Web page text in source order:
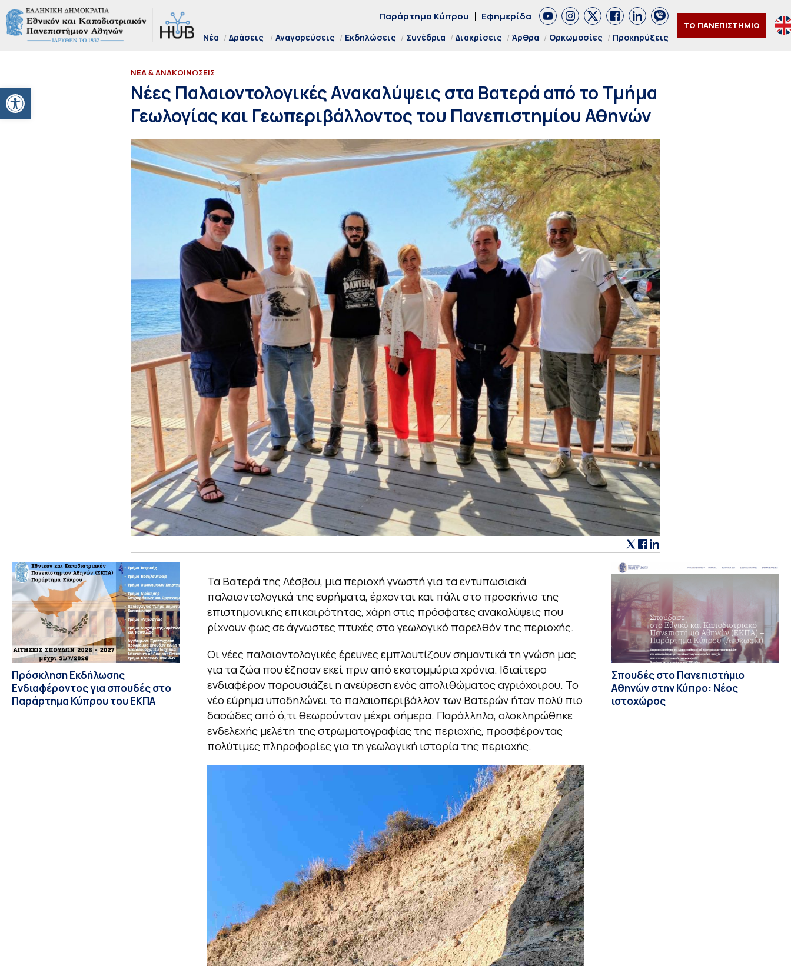
Ανοίξτε τη γραμμή εργαλείων
Παράρτημα Κύπρου Εφημερίδα
Νέα Δράσεις Αναγορεύσεις Εκδηλώσεις Συνέδρια Διακρίσεις Άρθρα Ορκωμοσίες Προκηρύξεις
ΤΟ ΠΑΝΕΠΙΣΤΗΜΙΟ
ΝΕΑ & ΑΝΑΚΟΙΝΩΣΕΙΣ
Νέες Παλαιοντολογικές Ανακαλύψεις στα Βατερά από το Τμήμα
Γεωλογίας και Γεωπεριβάλλοντος του Πανεπιστημίου Αθηνών
Πρόσκληση Εκδήλωσης
Ενδιαφέροντος για σπουδές στο
Παράρτημα Κύπρου του ΕΚΠΑ
Τα Βατερά της Λέσβου, μια περιοχή γνωστή για τα εντυπωσιακά
παλαιοντολογικά της ευρήματα, έρχονται και πάλι στο προσκήνιο της
επιστημονικής επικαιρότητας, χάρη στις πρόσφατες ανακαλύψεις που
ρίχνουν φως σε άγνωστες πτυχές στο γεωλογικό παρελθόν της περιοχής.
Οι νέες παλαιοντολογικές έρευνες εμπλουτίζουν σημαντικά τη γνώση μας
για τα ζώα που έζησαν εκεί πριν από εκατομμύρια χρόνια. Ιδιαίτερο
ενδιαφέρον παρουσιάζει η ανεύρεση ενός απολιθώματος αγριόχοιρου. Το
νέο εύρημα υποδηλώνει το παλαιοπεριβάλλον των Βατερών ήταν πολύ πιο
δασώδες από ό,τι θεωρούνταν μέχρι σήμερα. Παράλληλα, ολοκληρώθηκε
ενδελεχής μελέτη της στρωματογραφίας της περιοχής, προσφέροντας
πολύτιμες πληροφορίες για τη γεωλογική ιστορία της περιοχής.
Σπουδές στο Πανεπιστήμιο
Αθηνών στην Κύπρο: Νέος
ιστοχώρος